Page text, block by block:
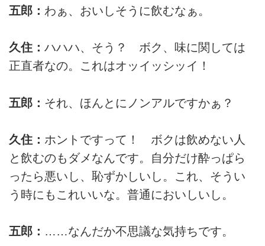
五郎： わぁ、おいしそうに飲むなぁ。
久住： ハハハ、そう？ ボク、味に関しては
正直者なの。これはオッイッシッイ！
五郎： それ、ほんとにノンアルですかぁ？
久住： ホントですって！ ボクは飲めない人
と飲むのもダメなんです。自分だけ酔っぱら
ったら悪いし、恥ずかしいし。これ、そうい
う時にもこれいいな。普通においしいし。
五郎： ……なんだか不思議な気持ちです。